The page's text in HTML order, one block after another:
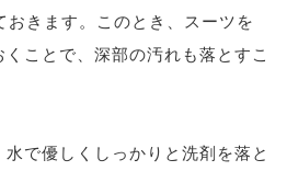
きます。このとき、スーツを
ことで、深部の汚れも落とすこ
で優しくしっかりと洗剤を落と